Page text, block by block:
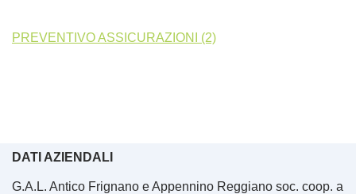
PREVENTIVO ASSICURAZIONI (2)
DATI AZIENDALI
G.A.L. Antico Frignano e Appennino Reggiano soc. coop. a